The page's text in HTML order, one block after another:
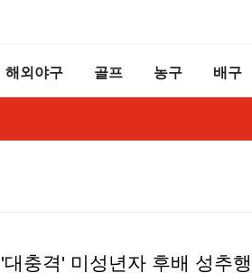
해외야구 골프 농구 배구
'대충격' 미성년자 후배 성추